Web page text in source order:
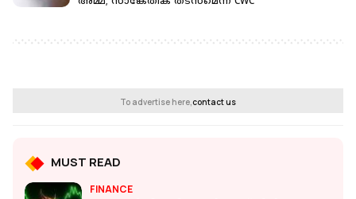
To advertise here,contact us
MUST READ
FINANCE